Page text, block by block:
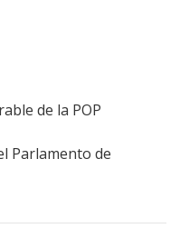
de la POP
Parlamento de